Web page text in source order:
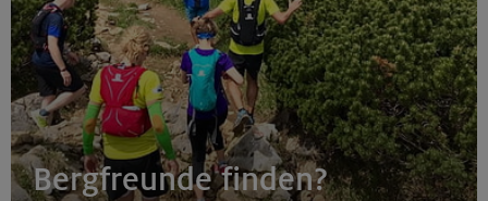
Bergfreunde finden?